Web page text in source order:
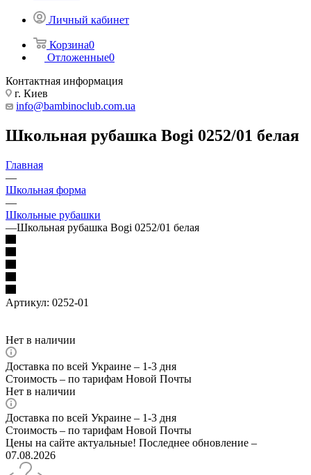
Личный кабинет
Корзина0
Отложенные0
Контактная информация
г. Киев
info@bambinoclub.com.ua
Школьная рубашка Bogi 0252/01 белая
Главная
—
Школьная форма
—
Школьные рубашки
—Школьная рубашка Bogi 0252/01 белая
Артикул: 0252-01
Нет в наличии
Доставка по всей Украине – 1-3 дня
Стоимость – по тарифам Новой Почты
Нет в наличии
Доставка по всей Украине – 1-3 дня
Стоимость – по тарифам Новой Почты
Цены на сайте актуальные! Последнее обновление –
07.08.2026